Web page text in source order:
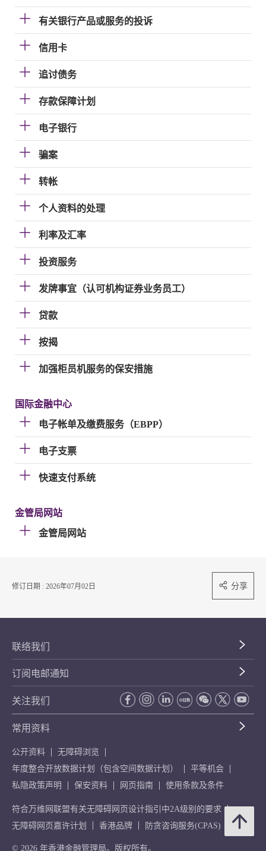
有关银行产品或服务的投诉
信用卡
追讨债务
存款保障计划
电子银行
骗案
转帐
个人资料的处理
利率及汇率
投资服务
发牌事宜（认可机构证券业务员工）
贷款
按揭
加强柜员机服务的保安措施
国际金融中心
电子帐单及缴费服务（EBPP）
电子支票
快速支付系统
金管局网站
金管局网站
修订日期 : 2026年07月02日 分享
联络我们
订阅电邮通知
关注我们
常用资料
公开资料
无障碍浏览
年度整合开放数据计划（包含空间数据计划）
平等机会
私隐政策声明
保安资料 网页指南 使用条款及条件
符合万维网联盟有关无障碍网页设计指引中2A级别的要求
无障碍网页嘉许计划
香港品牌 防贪咨询服务(CPAS)
© 2026 年香港金融管理局。版权所有。